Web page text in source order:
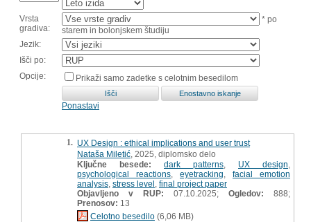
Vrsta
gradiva:
* po
starem in bolonjskem študiju
Jezik:
Išči po:
Opcije:
Prikaži samo zadetke s celotnim besedilom
Ponastavi
1. UX Design : ethical implications and user trust
Nataša Miletić , 2025, diplomsko delo
Ključne besede:
dark patterns UX design
psychological reactions
eyetracking
facial emotion
analysis stress level final project paper
Objavljeno v RUP: 07.10.2025; Ogledov: 888;
Prenosov: 13
Celotno besedilo (6,06 MB)